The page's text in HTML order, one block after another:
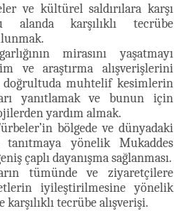
ve kültürel saldırılara karşı
alanda karşılıklı tecrübe
mirasını yaşatmayı
ve araştırma alışverişlerini
doğrultuda muhtelif kesimlerin
yanıtlamak ve bunun için
yardım almak.
bölgede ve dünyadaki
yönelik Mukaddes
çaplı dayanışma sağlanması.
tümünde ve ziyaretçilere
iyileştirilmesine yönelik
tecrübe alışverişi.